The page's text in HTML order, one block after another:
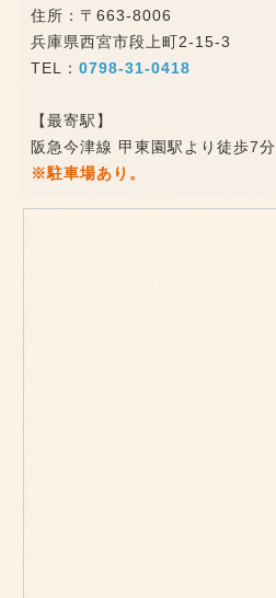
住所：〒663-8006
兵庫県西宮市段上町2-15-3
TEL： 0798-31-0418
【最寄駅】
阪急今津線 甲東園駅より徒歩7分
※駐車場あり。